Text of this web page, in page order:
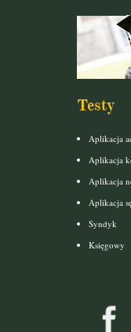
Testy
Aplikacja
Aplikacja
Aplikacja
Aplikacja
Syndyk
Księgowy